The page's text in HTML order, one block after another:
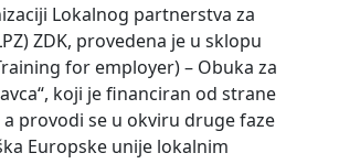
Lokalnog partnerstva za
ZDK, provedena je u sklopu
for employer) – Obuka za
koji je financiran od strane
provodi se u okviru druge faze
Europske unije lokalnim